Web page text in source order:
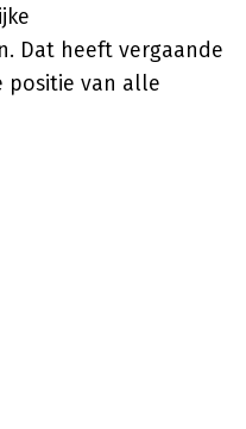
Dat heeft vergaande
positie van alle